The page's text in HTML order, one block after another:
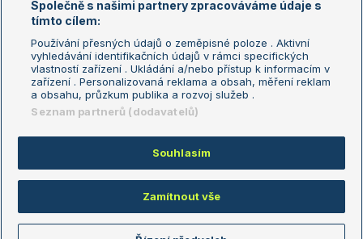
LS Prague Open
Podmínky užití
Nastavení soukromí
GDPR a žurnalistika
Reklama
Kontakt
Informace o zpracování osobních
údajů
Copyright © 2008-2026 TenisPortal.cz. Využíváme zpravodajství ČTK.
Společně s našimi partnery zpracováváme údaje s
tímto cílem:
Používání přesných údajů o zeměpisné poloze . Aktivní
vyhledávání identifikačních údajů v rámci specifických
vlastností zařízení . Ukládání a/nebo přístup k informacím v
zařízení . Personalizovaná reklama a obsah, měření reklam
a obsahu, průzkum publika a rozvoj služeb .
Seznam partnerů (dodavatelů)
Souhlasím
Zamítnout vše